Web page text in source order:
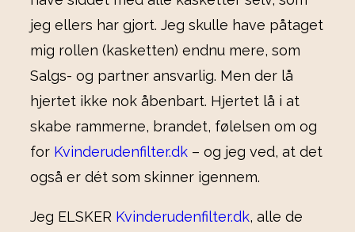
jeg ellers har gjort. Jeg skulle have påtaget
mig rollen (kasketten) endnu mere, som
Salgs- og partner ansvarlig. Men der lå
hjertet ikke nok åbenbart. Hjertet lå i at
skabe rammerne, brandet, følelsen om og
for Kvinderudenfilter.dk – og jeg ved, at det
også er dét som skinner igennem.
Jeg ELSKER Kvinderudenfilter.dk, alle de